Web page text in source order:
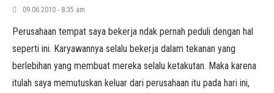
09.06.2010 - 8:35 am
Perusahaan tempat saya bekerja ndak pernah peduli dengan hal
seperti ini. Karyawannya selalu bekerja dalam tekanan yang
berlebihan yang membuat mereka selalu ketakutan. Maka karena
itulah saya memutuskan keluar dari perusahaan itu pada hari ini,